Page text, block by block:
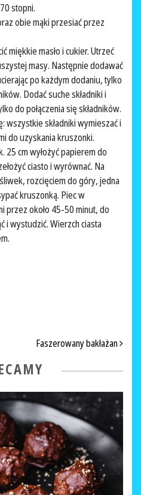
stopni.
obie mąki przesiać przez
miękkie masło i cukier. Utrzeć
masy. Następnie dodawać
po każdym dodaniu, tylko
Dodać suche składniki i
do połączenia się składników.
wszystkie składniki wymieszać i
do uzyskania kruszonki.
25 cm wyłożyć papierem do
ciasto i wyrównać. Na
rozcięciem do góry, jedna
kruszonką. Piec w
przez około 45-50 minut, do
i wystudzić. Wierzch ciasta
ARTYKUŁACH
Faszerowany bakłażan